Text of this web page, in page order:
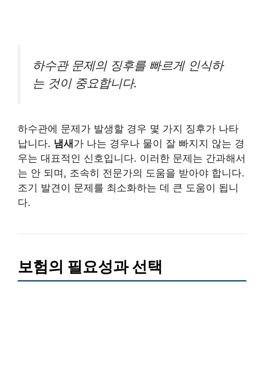
하수관 문제의 징후를 빠르게 인식하
는 것이 중요합니다.
하수관에 문제가 발생할 경우 몇 가지 징후가 나타
납니다. 냄새 가 나는 경우나 물이 잘 빠지지 않는 경
우는 대표적인 신호입니다. 이러한 문제는 간과해서
는 안 되며, 조속히 전문가의 도움을 받아야 합니다.
조기 발견이 문제를 최소화하는 데 큰 도움이 됩니
다.
보험의 필요성과 선택